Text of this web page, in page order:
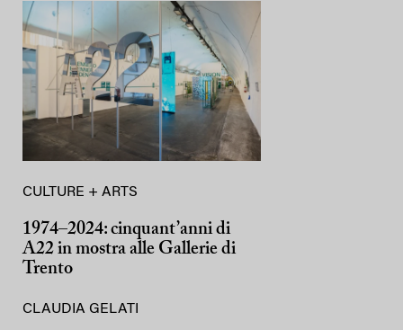
CULTURE + ARTS
1974–2024: cinquant’anni di
A22 in mostra alle Gallerie di
Trento
CLAUDIA GELATI